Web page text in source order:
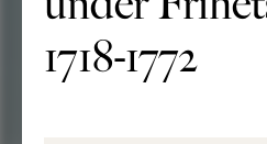
1718-1772